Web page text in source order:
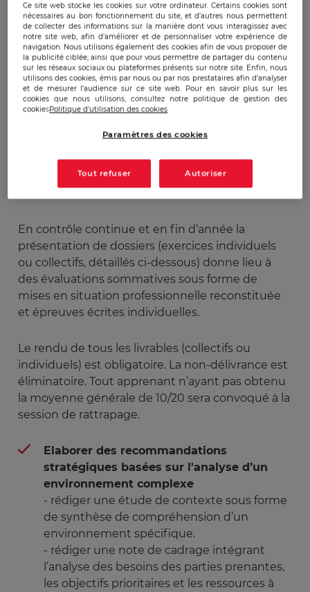
Modalités d'enseignement :
Synchrone, 100% présentiel
Méthodes pédagogiques :
Méthode magistrale et expérientielle
La plupart du temps, l'évaluation des différents
cours dispensés est formative, continue et
En contrôle continue et en fin d’année la
présentation de dossiers (exercices individuels
ou collectifs, détaillés ci-dessous) donne lieu à
des évaluations sommatives sous forme de
mises en situation professionnelle reconstituée
et épreuves écrites individuelles.
Le rendu de tous les livrables (collectifs ou
individuels) est obligatoire. La non-délivrance est
éliminatoire. Tout apprenant n’ayant pas obtenu
la moyenne générale de 10/20 sera convoqué à la
session de rattrapage.
Elaborer des recommandations
stratégiques basées sur l'analyse d’un
environnement complexe
- rédiger une étude de contexte sous forme
de synthèse de compréhension d’un
environnement spécifique.
- rédiger une note de cadrage intégrant
l’analyse des besoins des parties prenantes,
les objectifs prioritaires et les ressources à
Ce site web stocke les cookies sur votre ordinateur. Certains cookies sont
nécessaires au bon fonctionnement du site, et d’autres nous permettent
de collecter des informations sur la manière dont vous interagissez avec
notre site web, afin d’améliorer et de personnaliser votre expérience de
navigation. Nous utilisons également des cookies afin de vous proposer de
la publicité ciblée, ainsi que pour vous permettre de partager du contenu
sur les réseaux sociaux ou plateformes présents sur notre site. Enfin, nous
utilisons des cookies, émis par nous ou par nos prestataires afin d’analyser
et de mesurer l’audience sur ce site web. Pour en savoir plus sur les
cookies que nous utilisons, consultez notre politique de gestion des
cookiesPolitique d'utilisation des cookies
Paramètres des cookies
Tout refuser Autoriser